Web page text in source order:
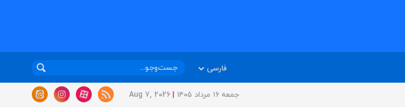
جمعه ۱۶ مرداد ۱۴۰۵ Aug 7, 2026